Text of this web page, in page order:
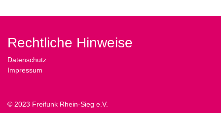
Rechtliche Hinweise
Datenschutz
Impressum
© 2023 Freifunk Rhein-Sieg e.V.